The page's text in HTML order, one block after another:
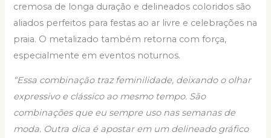
cremosa de longa duração e delineados coloridos são
aliados perfeitos para festas ao ar livre e celebrações na
praia. O metalizado também retorna com força,
especialmente em eventos noturnos.
“Essa combinação traz feminilidade, deixando o olhar
expressivo e clássico ao mesmo tempo. São
combinações que eu sempre uso nas semanas de
moda. Outra dica é apostar em um delineado gráfico